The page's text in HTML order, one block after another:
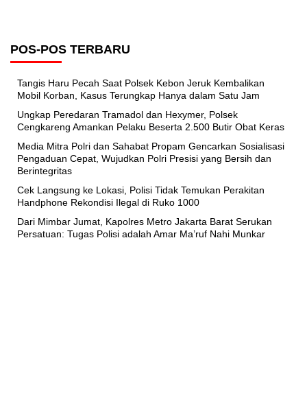
POS-POS TERBARU
Tangis Haru Pecah Saat Polsek Kebon Jeruk Kembalikan
Mobil Korban, Kasus Terungkap Hanya dalam Satu Jam
Ungkap Peredaran Tramadol dan Hexymer, Polsek
Cengkareng Amankan Pelaku Beserta 2.500 Butir Obat Keras
Media Mitra Polri dan Sahabat Propam Gencarkan Sosialisasi
Pengaduan Cepat, Wujudkan Polri Presisi yang Bersih dan
Berintegritas
Cek Langsung ke Lokasi, Polisi Tidak Temukan Perakitan
Handphone Rekondisi Ilegal di Ruko 1000
Dari Mimbar Jumat, Kapolres Metro Jakarta Barat Serukan
Persatuan: Tugas Polisi adalah Amar Ma’ruf Nahi Munkar